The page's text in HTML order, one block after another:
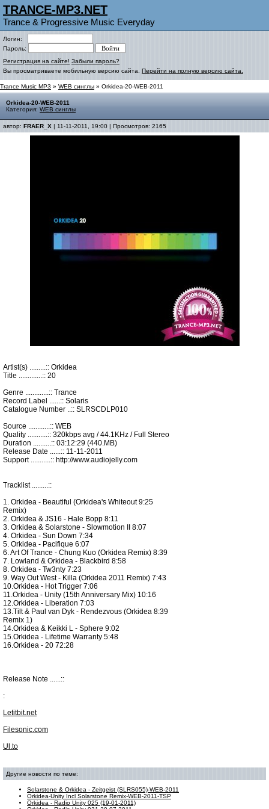
TRANCE-MP3.NET
Trance & Progressive Music Everyday
Логин:
Пароль:
Регистрация на сайте! Забыли пароль?
Вы просматриваете мобильную версию сайта. Перейти на полную версию сайта.
Trance Music MP3 » WEB синглы » Orkidea-20-WEB-2011
Orkidea-20-WEB-2011
Категория: WEB синглы
автор: FRAER_X | 11-11-2011, 19:00 | Просмотров: 2165
Artist(s) .........:: Orkidea
Title .............:: 20
Genre .............:: Trance
Record Label ......:: Solaris
Catalogue Number ..:: SLRSCDLP010
Source ............:: WEB
Quality ...........:: 320kbps avg / 44.1KHz / Full Stereo
Duration ..........:: 03:12:29 (440.MB)
Release Date ......:: 11-11-2011
Support ...........:: http://www.audiojelly.com
Tracklist .........::
1. Orkidea - Beautiful (Orkidea's Whiteout 9:25
Remix)
2. Orkidea & JS16 - Hale Bopp 8:11
3. Orkidea & Solarstone - Slowmotion II 8:07
4. Orkidea - Sun Down 7:34
5. Orkidea - Pacifique 6:07
6. Art Of Trance - Chung Kuo (Orkidea Remix) 8:39
7. Lowland & Orkidea - Blackbird 8:58
8. Orkidea - Tw3nty 7:23
9. Way Out West - Killa (Orkidea 2011 Remix) 7:43
10.Orkidea - Hot Trigger 7:06
11.Orkidea - Unity (15th Anniversary Mix) 10:16
12.Orkidea - Liberation 7:03
13.Tilt & Paul van Dyk - Rendezvous (Orkidea 8:39
Remix 1)
14.Orkidea & Keikki L - Sphere 9:02
15.Orkidea - Lifetime Warranty 5:48
16.Orkidea - 20 72:28
Release Note ......::
:
Letitbit.net
Filesonic.com
Ul.to
Другие новости по теме:
Solarstone & Orkidea - Zeitgeist (SLRS055)-WEB-2011
Orkidea-Unity Incl Solarstone Remix-WEB-2011-TSP
Orkidea - Radio Unity 025 (19-01-2011)